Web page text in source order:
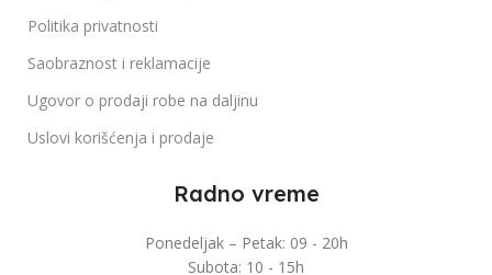
Politika privatnosti
Saobraznost i reklamacije
Ugovor o prodaji robe na daljinu
Uslovi korišćenja i prodaje
Radno vreme
Ponedeljak – Petak: 09 - 20h
Subota: 10 - 15h